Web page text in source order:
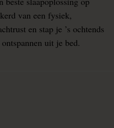
van een fysiek,
en stap je ’s ochtends
uit je bed.